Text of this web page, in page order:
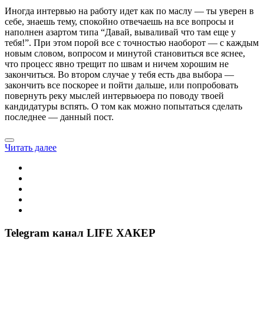
Иногда интервью на работу идет как по маслу — ты уверен в
себе, знаешь тему, спокойно отвечаешь на все вопросы и
наполнен азартом типа “Давай, вываливай что там еще у
тебя!”. При этом порой все с точностью наоборот — с каждым
новым словом, вопросом и минутой становиться все яснее,
что процесс явно трещит по швам и ничем хорошим не
закончиться. Во втором случае у тебя есть два выбора —
закончить все поскорее и пойти дальше, или попробовать
повернуть реку мыслей интервьюера по поводу твоей
кандидатуры вспять. О том как можно попытаться сделать
последнее — данный пост.
Читать далее
Telegram канал LIFE ХАКЕР